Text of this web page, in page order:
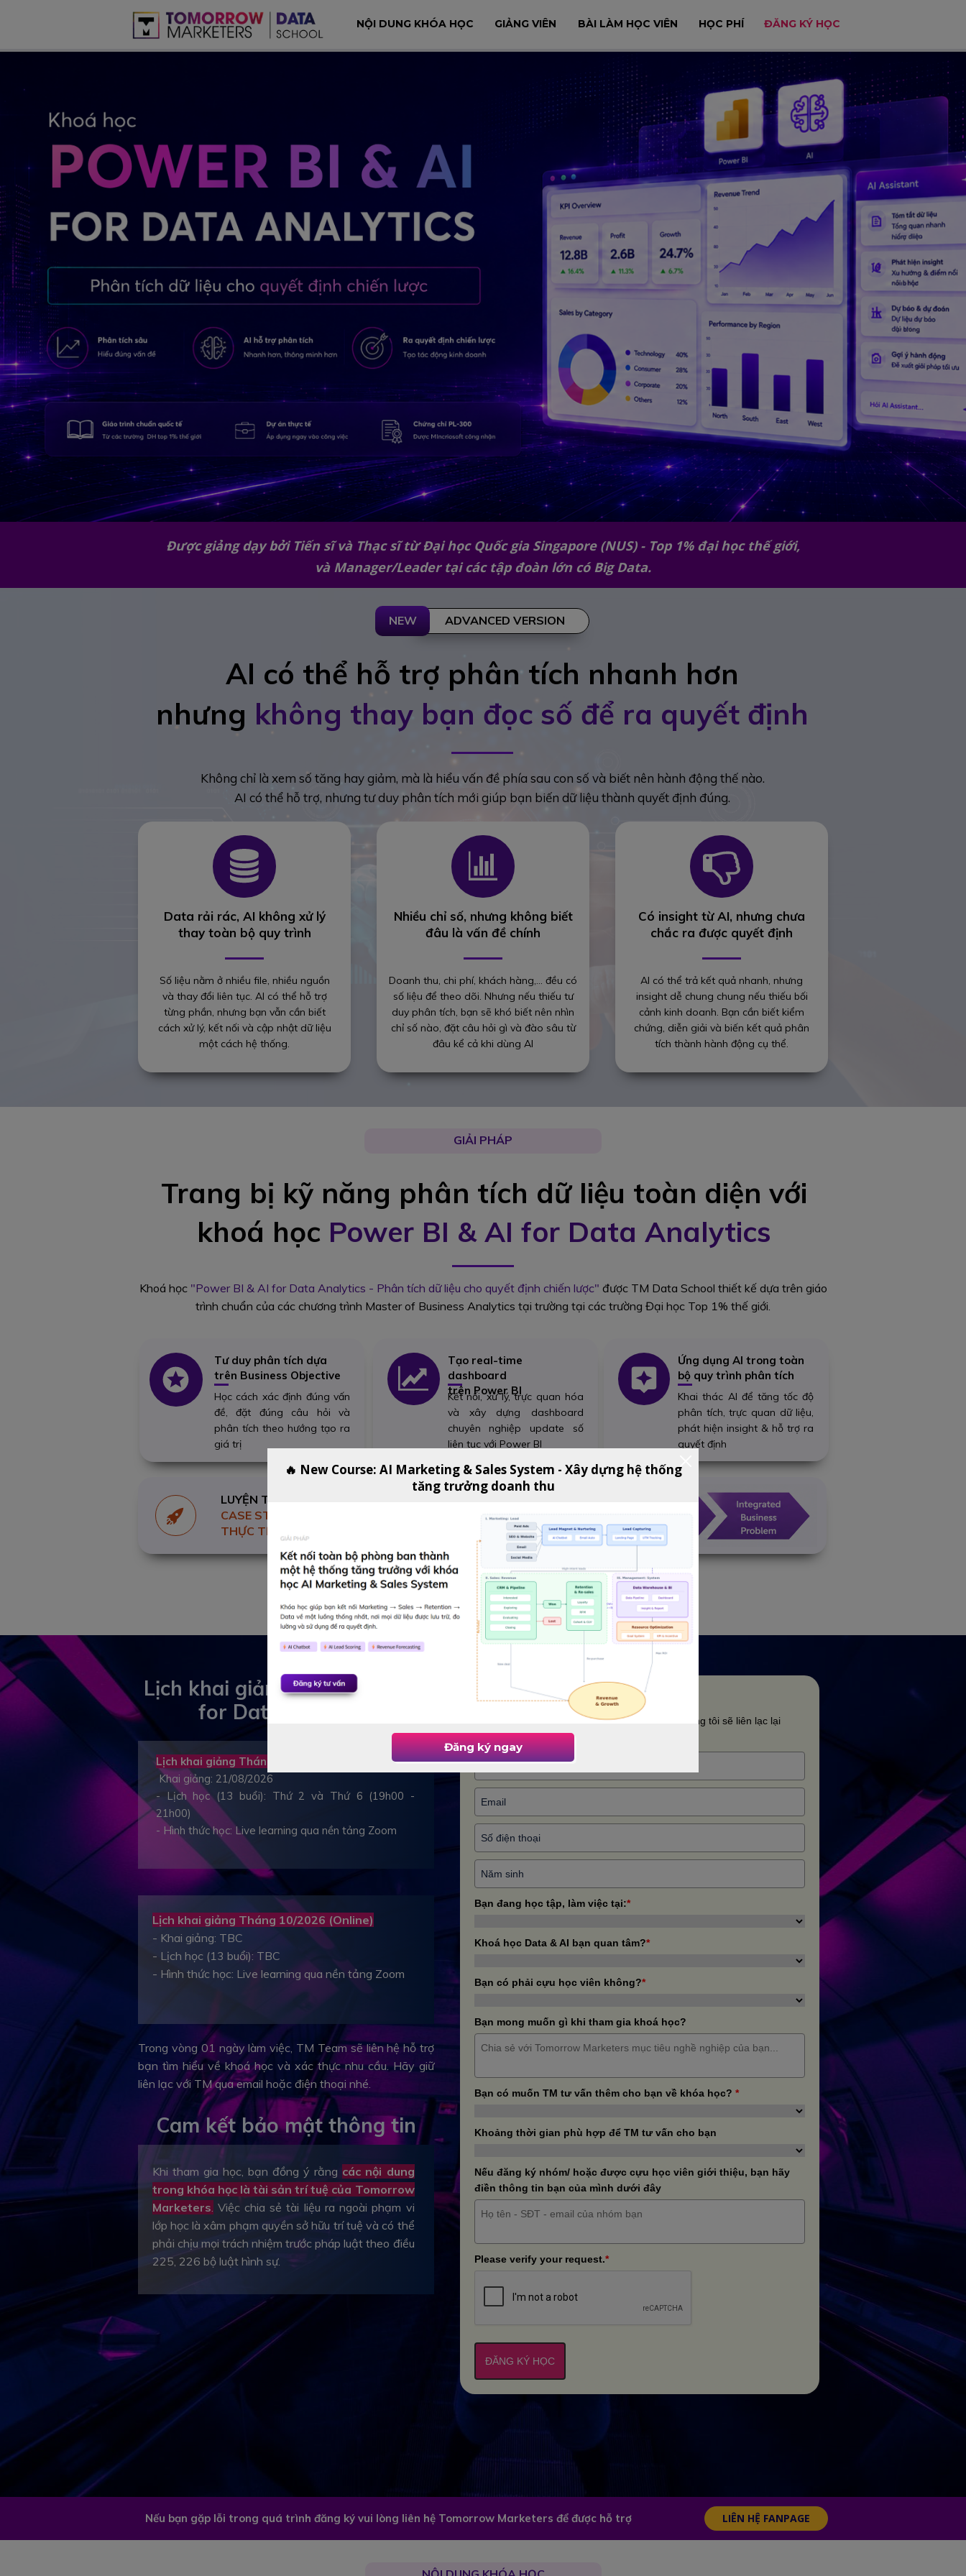
BÀI LÀM HỌC VIÊN HỌC PHÍ ĐĂNG KÝ HỌC
NỘI DUNG KHÓA HỌC GIẢNG VIÊN
Được giảng dạy bởi Tiến sĩ và Thạc sĩ từ Đại học Quốc gia Singapore (NUS) - Top 1% đại học thế giới,
và Manager/Leader tại các tập đoàn lớn có Big Data.
AI có thể hỗ trợ phân tích nhanh hơn
nhưng không thay bạn đọc số để ra quyết định
Không chỉ là xem số tăng hay giảm, mà là hiểu vấn đề phía sau con số và biết nên hành động thế nào.
AI có thể hỗ trợ, nhưng tư duy phân tích mới giúp bạn biến dữ liệu thành quyết định đúng.
Data rải rác, AI không xử lý
thay toàn bộ quy trình
Số liệu nằm ở nhiều file, nhiều nguồn
và thay đổi liên tục. AI có thể hỗ trợ
từng phần, nhưng bạn vẫn cần biết
cách xử lý, kết nối và cập nhật dữ liệu
một cách hệ thống.
Nhiều chỉ số, nhưng không biết
đâu là vấn đề chính
Doanh thu, chi phí, khách hàng,… đều có
số liệu để theo dõi. Nhưng nếu thiếu tư
duy phân tích, bạn sẽ khó biết nên nhìn
chỉ số nào, đặt câu hỏi gì và đào sâu từ
đâu kể cả khi dùng AI
Có insight từ AI, nhưng chưa
chắc ra được quyết định
AI có thể trả kết quả nhanh, nhưng
insight dễ chung chung nếu thiếu bối
cảnh kinh doanh. Bạn cần biết kiểm
chứng, diễn giải và biến kết quả phân
tích thành hành động cụ thể.
ADVANCED VERSION
NEW
Trang bị kỹ năng phân tích dữ liệu toàn diện với
khoá học Power BI & AI for Data Analytics
Khoá học "Power BI & AI for Data Analytics - Phân tích dữ liệu cho quyết định chiến lược" được TM Data School thiết kế dựa trên giáo
trình chuẩn của các chương trình Master of Business Analytics tại trường tại các trường Đại học Top 1% thế giới.
Tư duy phân tích dựa
trên Business Objective
Học cách xác định đúng vấn
đề, đặt đúng câu hỏi và
phân tích theo hướng tạo ra
giá trị
Tạo real-time
dashboard
trên Power BI
Kết nối, xử lý, trực quan hóa
và xây dựng dashboard
chuyên nghiệp update số
liên tục với Power BI
Ứng dụng AI trong toàn
bộ quy trình phân tích
Khai thác AI để tăng tốc độ
phân tích, trực quan dữ liệu,
phát hiện insight & hỗ trợ ra
quyết định
XEM NỘI DUNG KHÓA HỌC
GIẢI PHÁP
LUYỆN TẬP
CASE STUDY
THỰC TẾ
Lịch khai giảng Power BI & AI
for Data Analytics
Đăng ký khóa học
Vui lòng điền đầy đủ các thông tin dưới đây. Chúng tôi sẽ liên lạc lại
trong 24h làm việc.
Bạn đang học tập, làm việc tại:*
Khoá học Data & AI bạn quan tâm?*
Bạn có phải cựu học viên không?*
Bạn mong muốn gì khi tham gia khoá học?
Bạn có muốn TM tư vấn thêm cho bạn về khóa học? *
Khoảng thời gian phù hợp để TM tư vấn cho bạn
Nếu đăng ký nhóm/ hoặc được cựu học viên giới thiệu, bạn hãy
điền thông tin bạn của mình dưới đây
Please verify your request.*
ĐĂNG KÝ HỌC
Trong vòng 01 ngày làm việc, TM Team sẽ liên hệ hỗ trợ
bạn tìm hiểu về khoá học và xác thực nhu cầu. Hãy giữ
liên lạc với TM qua email hoặc điện thoại nhé.
Lịch khai giảng Tháng 08/2026 (Online)
Khai giảng: 21/08/2026
- Lịch học (13 buổi): Thứ 2 và Thứ 6 (19h00 -
21h00)
- Hình thức học: Live learning qua nền tảng Zoom
Khi tham gia học, bạn đồng ý rằng các nội dung
trong khóa học là tài sản trí tuệ của Tomorrow
Marketers. Việc chia sẻ tài liệu ra ngoài phạm vi
lớp học là xâm phạm quyền sở hữu trí tuệ và có thể
phải chịu mọi trách nhiệm trước pháp luật theo điều
225, 226 bộ luật hình sự.
Cam kết bảo mật thông tin
Lịch khai giảng Tháng 10/2026 (Online)
- Khai giảng: TBC
- Lịch học (13 buổi): TBC
- Hình thức học: Live learning qua nền tảng Zoom
Nếu bạn gặp lỗi trong quá trình đăng ký vui lòng liên hệ Tomorrow Marketers để được hỗ trợ LIÊN HỆ FANPAGE
🔥 New Course: AI Marketing & Sales System - Xây dựng hệ thống
tăng trưởng doanh thu
Đăng ký ngay